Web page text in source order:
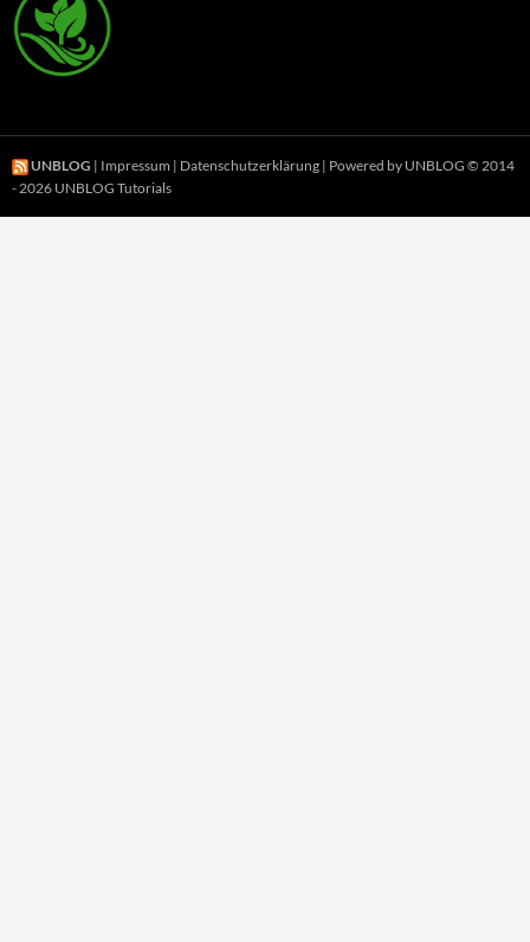
UNBLOG | Impressum | Datenschutzerklärung | Powered by UNBLOG © 2014
- 2026 UNBLOG Tutorials